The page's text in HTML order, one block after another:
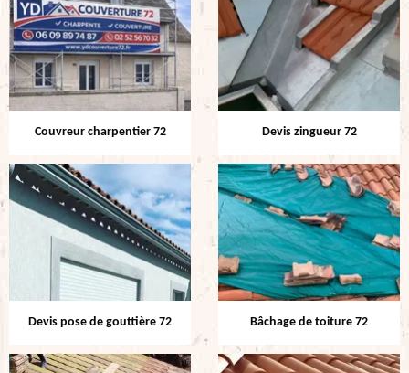
Couvreur charpentier 72 Devis zingueur 72
Devis pose de gouttière 72 Bâchage de toiture 72